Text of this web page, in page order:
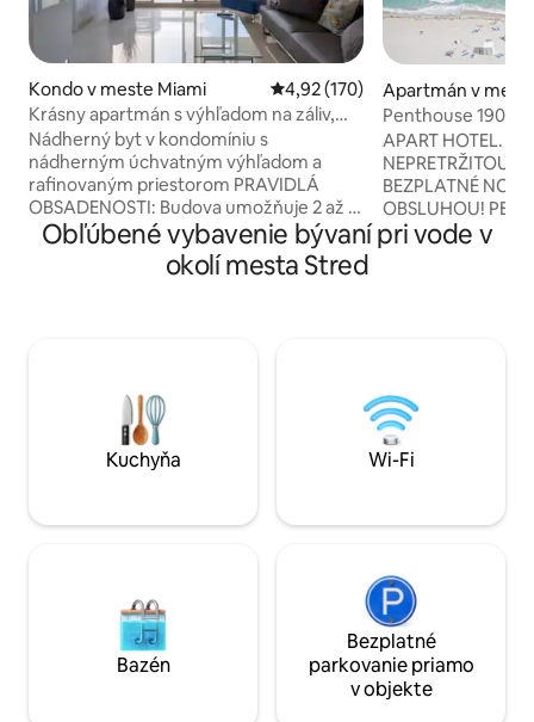
Kondo v meste Miami Priemerné ohodnotenie 4,92 z
4,92 (170)
Krásny apartmán s výhľadom na záliv,
2/2sp 1100m²
Nádherný byt v kondomíniu s
nádherným úchvatným výhľadom a
rafinovaným priestorom PRAVIDLÁ
OBSADENOSTI: Budova umožňuje 2 až 3
dospelých alebo 2 reklamy + 2 deti v
jednotke. *Parkovacia garáž: 139
$/pevný poplatok za celý pobyt, viac
zrekonštruovaný, čistý/nový! Pozrite si
fotky na to, aké ľahké, svieže,
bezchybné a priestranné. Výhľad na
vodu z 34. poschodia je úchvatný a
poloha je ideálna pre prístup na pláž a do
Apartmán v
each
Penthouse 1907
Monte Carlo
APART HOTEL.
NEPRETRŽITOU
BEZPLATNÉ
OBSLUHOU! PENTHOUSE S VÝHĽADOM
NA OCEÁN, 2
TV, PRÁČKU A
RIADU, PLNE
NETFLIX, HULU, 2
POSILŇOVŇU,
DISPOZÍCII NA PLÁŽI!
DVERE.
Obľúbené vybavenie bývaní pri vode v
okolí mesta Stred
Kuchyňa Wi-Fi
Bazén
Bezplatné
parkovanie priamo
v objekte